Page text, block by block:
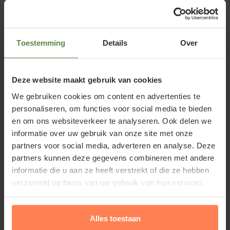
Toestemming Details Over
Deze website maakt gebruik van cookies
We gebruiken cookies om content en advertenties te
personaliseren, om functies voor social media te bieden
en om ons websiteverkeer te analyseren. Ook delen we
informatie over uw gebruik van onze site met onze
partners voor social media, adverteren en analyse. Deze
partners kunnen deze gegevens combineren met andere
informatie die u aan ze heeft verstrekt of die ze hebben
verzameld op basis van uw gebruik van hun services.
Alles toestaan
Standplaats Lei-laurier l. 'Brenelia'
halfschaduw in een humusrijke bodem en stelt
weinig eisen aan de grondsoort. Teveel kalk in de
bodem verdraagt deze tuinplant slecht. Op
kleigrond kunt u beter kiezen voor een van onze
andere leiboomsoorten.
Lei-laurier l. 'Brenelia' snoeien en
Lees meer
Waarom Prunus lusitanica brenelia
leiboom - Rek 200x130 cm kopen of
kopen bij Tuinplantenwinkel.nl
betrouwbare partij. Naast de webshop is er ook een
groot planten- en bomencentrum; u kunt ons echt